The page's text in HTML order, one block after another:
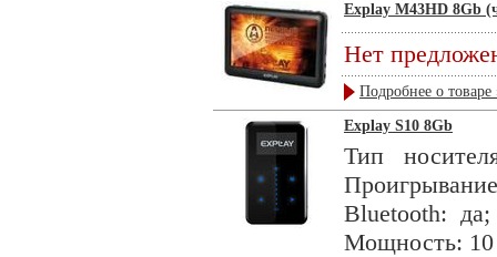
Explay M43HD 8Gb
Нет
Подробнее о товаре
Explay S10 8Gb
Тип
Bluetooth:
Мощность: